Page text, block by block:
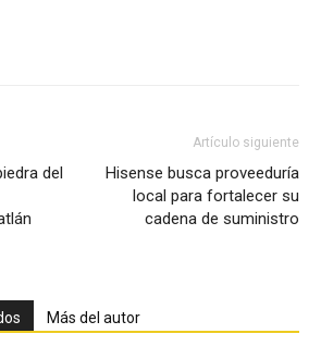
del
Artículo siguiente
Hisense busca proveeduría
local para fortalecer su
cadena de suministro
Más del autor